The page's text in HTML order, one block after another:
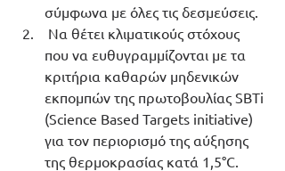
σύμφωνα με όλες τις δεσμεύσεις.
που να ευθυγραμμίζονται με τα
κριτήρια καθαρών μηδενικών
εκπομπών της πρωτοβουλίας SBTi
(Science Based Targets initiative)
για τον περιορισμό της αύξησης
της θερμοκρασίας κατά 1,5°C.